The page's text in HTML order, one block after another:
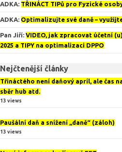
ADKA: TŘINÁCT TIPů pro Fyzické
ADKA: Optimalizujte své daně –
Pan Jiří: VIDEO, jak zpracovat účetní
2025 a TIPY na optimalizaci DPPO
Nejčtenější články
Třináctého není daňový apríl, ale čas
sběr hub atd.
13 views
Paušální daň a snížení „daně“ (záloh)
13 views